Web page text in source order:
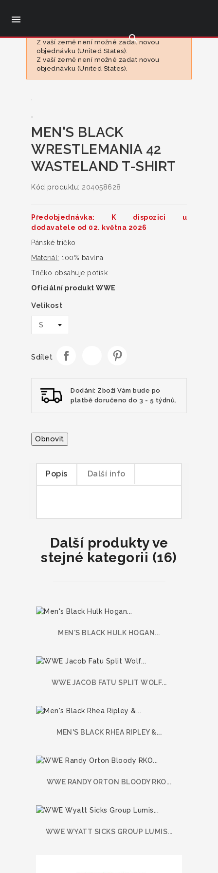

search
Z vaší země není možné zadat novou
objednávku (United States).
Z vaší země není možné zadat novou
objednávku (United States).
MEN'S BLACK
WRESTLEMANIA 42
WASTELAND T-SHIRT
Kód produktu: 204058628
Předobjednávka: K dispozici u
dodavatele od 02. května 2026
Pánské tričko
Materiál: 100% bavlna
Tričko obsahuje potisk
Oficiální produkt WWE
Velikost
Sdílet
Dodání: Zboží Vám bude po
platbě doručeno do 3 - 5 týdnů.
Popis Další info
Další produkty ve
stejné kategorii (16)
MEN'S BLACK HULK HOGAN...
WWE JACOB FATU SPLIT WOLF...
MEN'S BLACK RHEA RIPLEY &...
WWE RANDY ORTON BLOODY RKO...
WWE WYATT SICKS GROUP LUMIS...